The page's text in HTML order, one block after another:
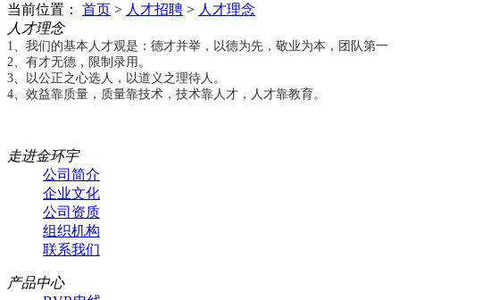
当前位置： 首页 > 人才招聘 > 人才理念
人才理念
1、我们的基本人才观是：德才并举，以德为先，敬业为本，团队第一
2、有才无德，限制录用。
3、以公正之心选人，以道义之理待人。
4、效益靠质量，质量靠技术，技术靠人才，人才靠教育。
走进金环宇
公司简介
企业文化
公司资质
组织机构
联系我们
产品中心